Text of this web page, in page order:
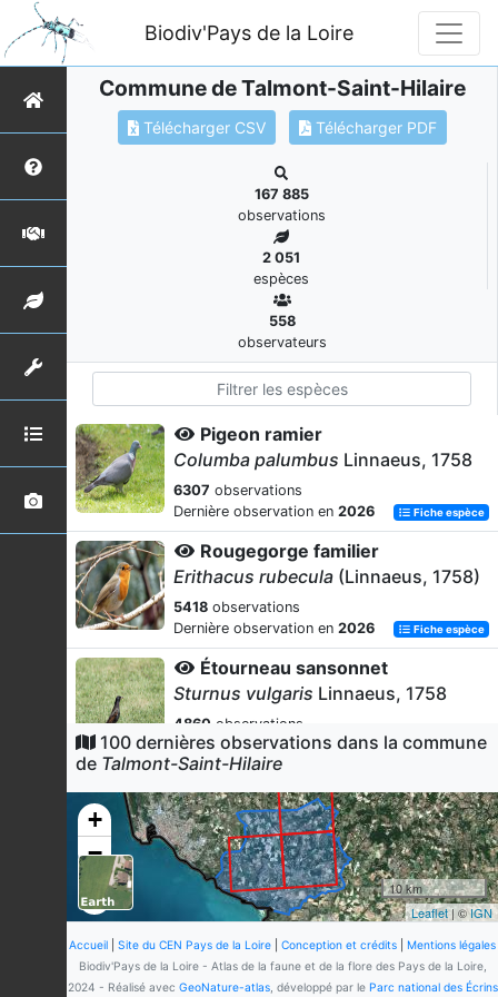
Biodiv'Pays de la Loire
Commune de Talmont-Saint-Hilaire
Télécharger CSV Télécharger PDF
167 885
observations
2 051
espèces
558
observateurs
Pigeon ramier
Columba palumbus Linnaeus, 1758
6307 observations
Dernière observation en 2026 Fiche espèce
Rougegorge familier
Erithacus rubecula (Linnaeus, 1758)
5418 observations
Dernière observation en 2026 Fiche espèce
Étourneau sansonnet
Sturnus vulgaris Linnaeus, 1758
4860 observations
Dernière observation en2026 Fiche espèce
Turdus merulaLinnaeus, 1758
4740observations
Dernière observation en2026 Fiche espèce
Moineau domestique
Passer domesticus(Linnaeus, 1758)
4703
observations
Dernière observation en
2026 Fiche espèce
100 dernières observations dans la commune
de Talmont-Saint-Hilaire
+
−
10 km
Leaflet| ©IGN
Accueil Site du CEN Pays de la Loire Conception et crédits
Mentions légales
Biodiv'Pays de la Loire - Atlas de la faune et de la flore des Pays de la Loire,
2024 - Réalisé avec GeoNature-atlas, développé par le Parc national des Écrins